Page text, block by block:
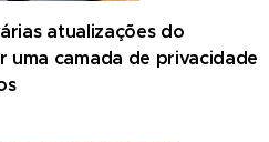
atualizações do
uma camada de privacidade